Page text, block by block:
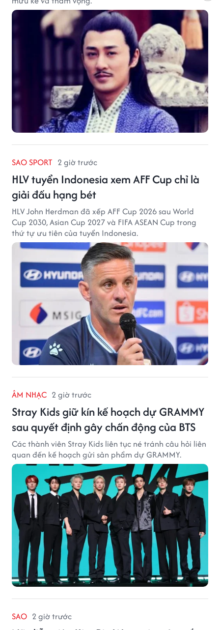
SAO SPORT 2 giờ trước
HLV tuyển Indonesia xem AFF Cup chỉ là
giải đấu hạng bét
HLV John Herdman đã xếp AFF Cup 2026 sau World
Cup 2030, Asian Cup 2027 và FIFA ASEAN Cup trong
thứ tự ưu tiên của tuyển Indonesia.
ÂM NHẠC 2 giờ trước
Stray Kids giữ kín kế hoạch dự GRAMMY
sau quyết định gây chấn động của BTS
Các thành viên Stray Kids liên tục né tránh câu hỏi liên
quan đến kế hoạch gửi sản phẩm dự GRAMMY.
SAO 2 giờ trước